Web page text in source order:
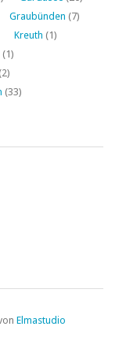
Graubünden (7)
Kreuth (1)
(1)
(2)
(33)
Elmastudio